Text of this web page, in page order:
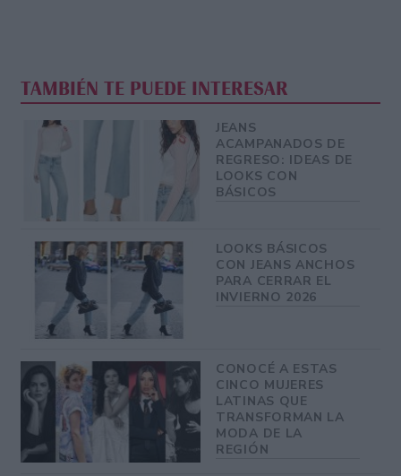
TAMBIÉN TE PUEDE INTERESAR
JEANS
ACAMPANADOS DE
REGRESO: IDEAS DE
LOOKS CON
BÁSICOS
LOOKS BÁSICOS
CON JEANS ANCHOS
PARA CERRAR EL
INVIERNO 2026
CONOCÉ A ESTAS
CINCO MUJERES
LATINAS QUE
TRANSFORMAN LA
MODA DE LA
REGIÓN